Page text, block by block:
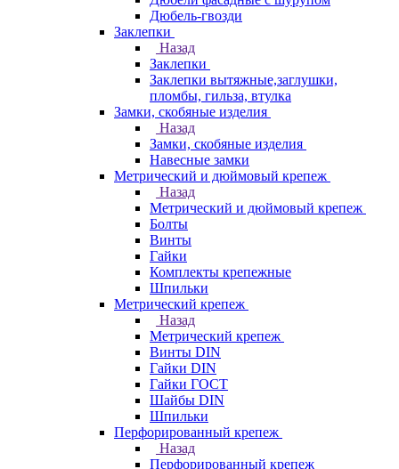
Дюбель-гвозди
Заклепки
Назад
Заклепки
Заклепки вытяжные,заглушки,
пломбы, гильза, втулка
Замки, скобяные изделия
Назад
Замки, скобяные изделия
Навесные замки
Метрический и дюймовый крепеж
Назад
Метрический и дюймовый крепеж
Болты
Винты
Гайки
Комплекты крепежные
Шпильки
Метрический крепеж
Назад
Метрический крепеж
Винты DIN
Гайки DIN
Гайки ГОСТ
Шайбы DIN
Шпильки
Перфорированный крепеж
Назад
Перфорированный крепеж